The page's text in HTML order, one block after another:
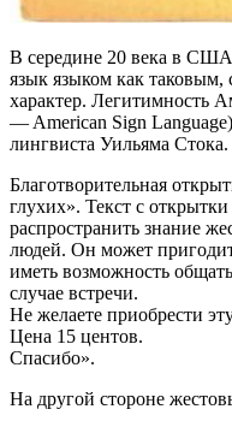
В середине 20 века в
язык языком как
характер. Легитимность
— American Sign
лингвиста Уильяма Стока.
Благотворительная
глухих». Текст с
распространить знание
людей. Он может
иметь возможность
случае встречи.
Не желаете приобрести
Цена 15 центов.
Спасибо».
На другой стороне